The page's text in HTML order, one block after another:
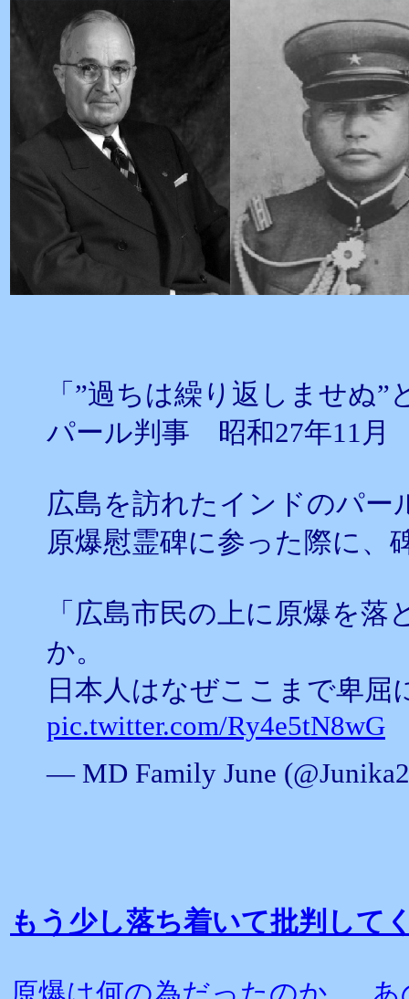
「”過ちは繰り返しませぬ”
パール判事 昭和27年11月
広島を訪れたインドのパー
原爆慰霊碑に参った際に、
「広島市民の上に原爆を
か。
日本人はなぜここまで卑
pic.twitter.com/Ry4e5tN8wG
— MD Family June
もう少し落ち着いて批判して